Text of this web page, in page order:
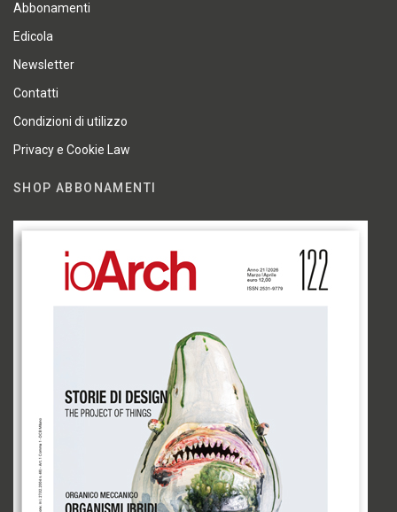
Abbonamenti
Edicola
Newsletter
Contatti
Condizioni di utilizzo
Privacy e Cookie Law
SHOP ABBONAMENTI